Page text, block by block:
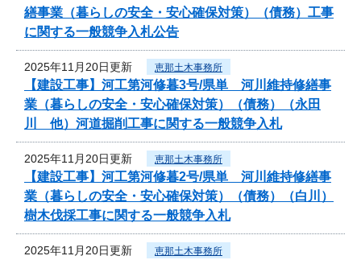
繕事業（暮らしの安全・安心確保対策）（債務）工事
に関する一般競争入札公告
2025年11月20日更新 恵那土木事務所
【建設工事】河工第河修暮3号/県単 河川維持修繕事
業（暮らしの安全・安心確保対策）（債務）（永田
川 他）河道掘削工事に関する一般競争入札
2025年11月20日更新 恵那土木事務所
【建設工事】河工第河修暮2号/県単 河川維持修繕事
業（暮らしの安全・安心確保対策）（債務）（白川）
樹木伐採工事に関する一般競争入札
2025年11月20日更新 恵那土木事務所